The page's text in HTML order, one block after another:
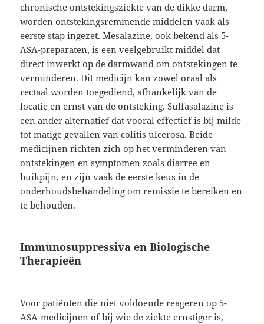
chronische ontstekingsziekte van de dikke darm,
worden ontstekingsremmende middelen vaak als
eerste stap ingezet. Mesalazine, ook bekend als 5-
ASA-preparaten, is een veelgebruikt middel dat
direct inwerkt op de darmwand om ontstekingen te
verminderen. Dit medicijn kan zowel oraal als
rectaal worden toegediend, afhankelijk van de
locatie en ernst van de ontsteking. Sulfasalazine is
een ander alternatief dat vooral effectief is bij milde
tot matige gevallen van colitis ulcerosa. Beide
medicijnen richten zich op het verminderen van
ontstekingen en symptomen zoals diarree en
buikpijn, en zijn vaak de eerste keus in de
onderhoudsbehandeling om remissie te bereiken en
te behouden.
Immunosuppressiva en Biologische
Therapieën
Voor patiënten die niet voldoende reageren op 5-
ASA-medicijnen of bij wie de ziekte ernstiger is,